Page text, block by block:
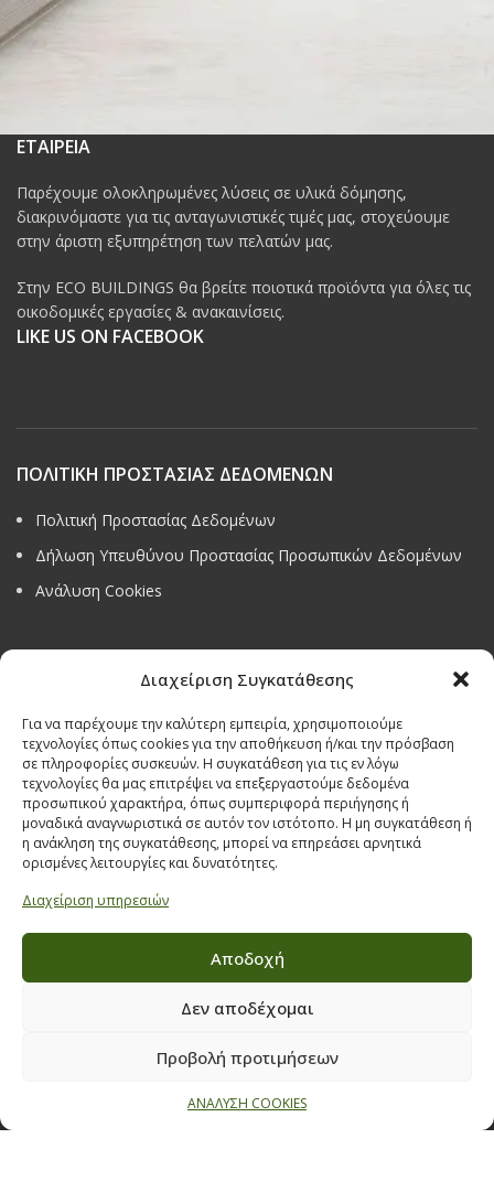
Διαχείριση Συγκατάθεσης
Για να παρέχουμε την καλύτερη εμπειρία, χρησιμοποιούμε
τεχνολογίες όπως cookies για την αποθήκευση ή/και την πρόσβαση
σε πληροφορίες συσκευών. Η συγκατάθεση για τις εν λόγω
τεχνολογίες θα μας επιτρέψει να επεξεργαστούμε δεδομένα
προσωπικού χαρακτήρα, όπως συμπεριφορά περιήγησης ή
μοναδικά αναγνωριστικά σε αυτόν τον ιστότοπο. Η μη συγκατάθεση ή
η ανάκληση της συγκατάθεσης, μπορεί να επηρεάσει αρνητικά
ορισμένες λειτουργίες και δυνατότητες.
Διαχείριση υπηρεσιών
Αποδοχή
Δεν αποδέχομαι
Προβολή προτιμήσεων
ΑΝΑΛΥΣΗ COOKIES
ΕΤΑΙΡΕΙΑ
Παρέχουμε ολοκληρωμένες λύσεις σε υλικά δόμησης,
διακρινόμαστε για τις ανταγωνιστικές τιμές μας, στοχεύουμε
στην άριστη εξυπηρέτηση των πελατών μας.
Στην ECO BUILDINGS θα βρείτε ποιοτικά προϊόντα για όλες τις
οικοδομικές εργασίες & ανακαινίσεις.
LIKE US ON FACEBOOK
ΠΟΛΙΤΙΚΗ ΠΡΟΣΤΑΣΙΑΣ ΔΕΔΟΜΕΝΩΝ
Πολιτική Προστασίας Δεδομένων
Δήλωση Υπευθύνου Προστασίας Προσωπικών Δεδομένων
Ανάλυση Cookies
ΣΤΟΙΧΕΙΑ ΕΠΙΚΟΙΝΩΝΙΑΣ
Παπαναστασίου 209,
Θεσσαλονίκη, ΤΚ 542 50
Τηλ:231 030 9709,231 035 1630
Email:info@ecobuildings.gr
Email:eshop@ecobuildings.gr
ΟΡΟΙ ΧΡΗΣΗΣ
ΒΡΕΙΤΕ ΜΑΣ ΣΤΟ ΧΑΡΤΗ